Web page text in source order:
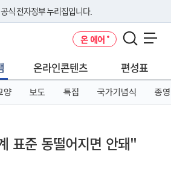
식 전자정부 누리집입니다.
기
른 도메인 주소를 사용하고 있다면 아래 URL에
보세요
온 에어
온라인콘텐츠 편성표
양 보도 특집 국가기념식 종영
표준 동떨어지면 안돼"